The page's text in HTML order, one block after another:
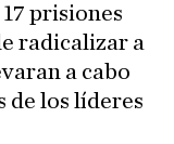
prisiones
radicalizar a
a cabo
de los líderes